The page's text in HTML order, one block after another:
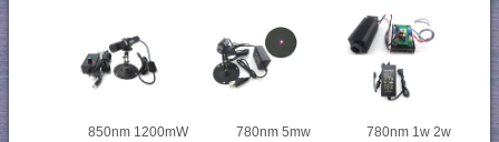
850nm 1200mW
780nm 5mw
780nm 1w 2w